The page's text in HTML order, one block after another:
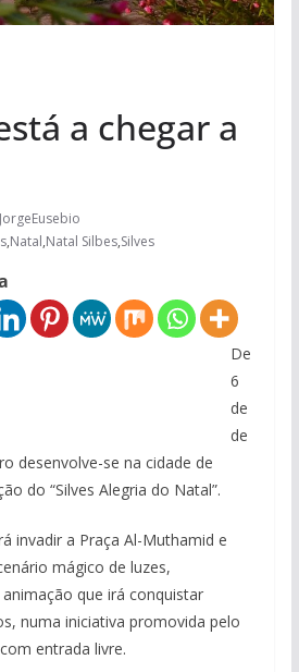
a chegar a
JorgeEusebio
,Natal,Natal Silbes,Silves
De
6
de
de
desenvolve-se na cidade de
do “Silves Alegria do Natal”.
invadir a Praça Al-Muthamid e
mágico de luzes,
que irá conquistar
numa iniciativa promovida pelo
entrada livre.